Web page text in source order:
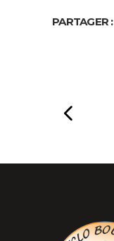
PARTAGER :